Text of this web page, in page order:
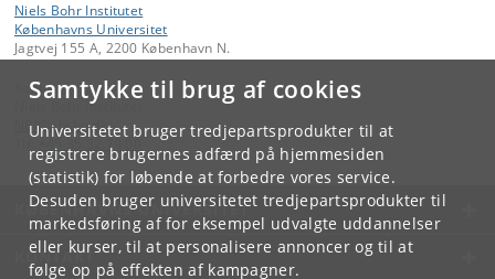
Samtykke til brug af cookies
Universitetet bruger tredjepartsprodukter til at
registrere brugernes adfærd på hjemmesiden
(statistik) for løbende at forbedre vores service.
Desuden bruger universitetet tredjepartsprodukter til
markedsføring af for eksempel udvalgte uddannelser
eller kurser, til at personalisere annoncer og til at
følge op på effekten af kampagner.
Niels Bohr Institutet
Københavns Universitet
Jagtvej 155 A, 2200 København N.
Kontakt:
Niels Bohr Institutet
NBI@ nbi ku.dk
KØBENHAVNS UNIVERSITET
KONTAKT